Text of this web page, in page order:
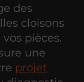
des
cloisons
pièces.
une
projet